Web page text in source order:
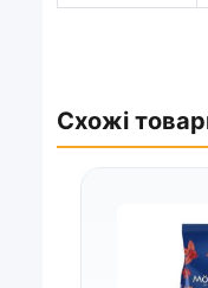
Схожі